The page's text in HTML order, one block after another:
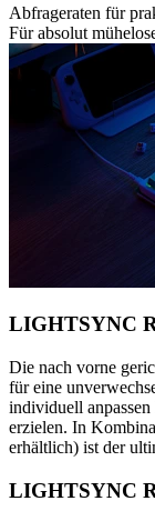
Abfrageraten für
Für absolut
LIGHTSYNC
Die nach vorne
für eine
individuell
erzielen. In
erhältlich) ist der
LIGHTSYNC